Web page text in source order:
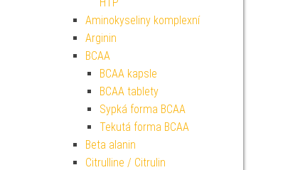
Aminokyseliny komplexní
Arginin
BCAA
BCAA kapsle
BCAA tablety
Sypká forma BCAA
Tekutá forma BCAA
Beta alanin
Citrulline / Citrulin